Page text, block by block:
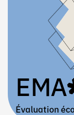
Évaluation